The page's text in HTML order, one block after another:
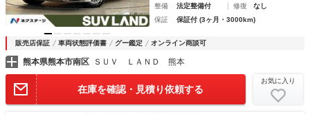
整備
法定整備付 修復
なし
保証
保証付 (3ヶ月・3000km)
販売店保証 車両状態評価書 グー鑑定 オンライン商談可
熊本県熊本市南区 ＳＵＶ ＬＡＮＤ 熊本
在庫を確認・見積り依頼する
お気に入り